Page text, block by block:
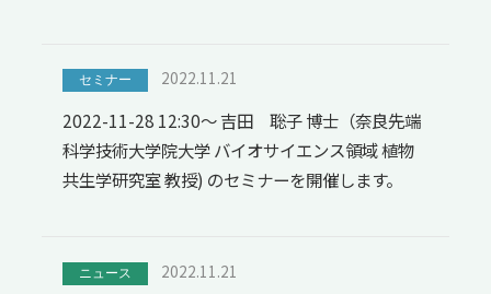
セミナー 2022.11.21
2022-11-28 12:30～ 吉田 聡子 博士（奈良先端
科学技術大学院大学 バイオサイエンス領域 植物
共生学研究室 教授) のセミナーを開催します。
ニュース 2022.11.21